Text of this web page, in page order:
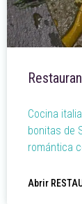
Cocina
bonitas de
romántica
Abrir